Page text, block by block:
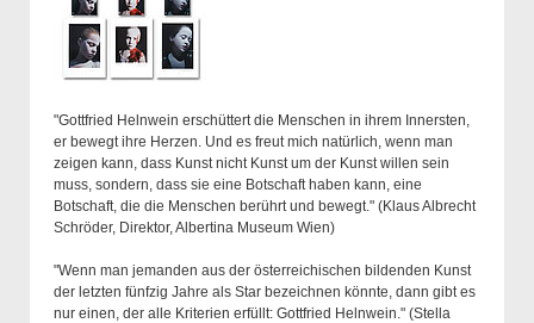
"Gottfried Helnwein erschüttert die Menschen in ihrem Innersten,
er bewegt ihre Herzen. Und es freut mich natürlich, wenn man
zeigen kann, dass Kunst nicht Kunst um der Kunst willen sein
muss, sondern, dass sie eine Botschaft haben kann, eine
Botschaft, die die Menschen berührt und bewegt." (Klaus Albrecht
Schröder, Direktor, Albertina Museum Wien)
"Wenn man jemanden aus der österreichischen bildenden Kunst
der letzten fünfzig Jahre als Star bezeichnen könnte, dann gibt es
nur einen, der alle Kriterien erfüllt: Gottfried Helnwein." (Stella